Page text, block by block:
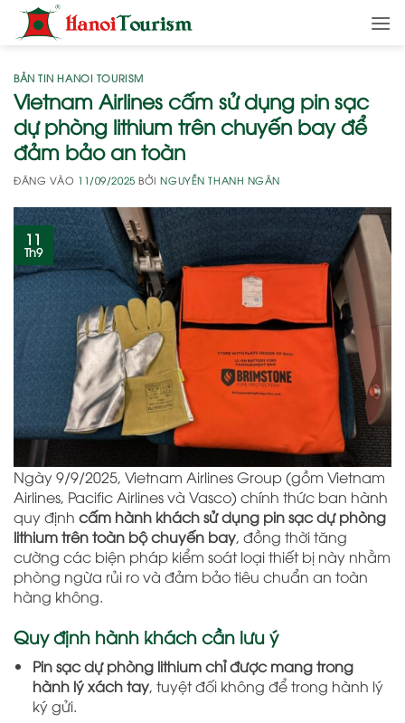
qua
dungBẢN TIN HANOI TOURISM
Vietnam Airlines cấm sử dụng pin sạc
dự phòng lithium trên chuyến bay để
đảm bảo an toàn
ĐĂNG VÀO 11/09/2025 BỞINGUYỄN THANH NGÂN
11
Th9
Ngày 9/9/2025, Vietnam Airlines Group (gồm Vietnam
Airlines, Pacific Airlines và Vasco) chính thức ban hành
quy định cấm hành khách sử dụng pin sạc dự phòng
lithium trên toàn bộ chuyến bay, đồng thời tăng
cường các biện pháp kiểm soát loại thiết bị này nhằm
phòng ngừa rủi ro và đảm bảo tiêu chuẩn an toàn
hàng không.
Quy định hành khách cần lưu ý
Pin sạc dự phòng lithium chỉ được mang trong
hành lý xách tay, tuyệt đối không để trong hành lý
ký gửi.